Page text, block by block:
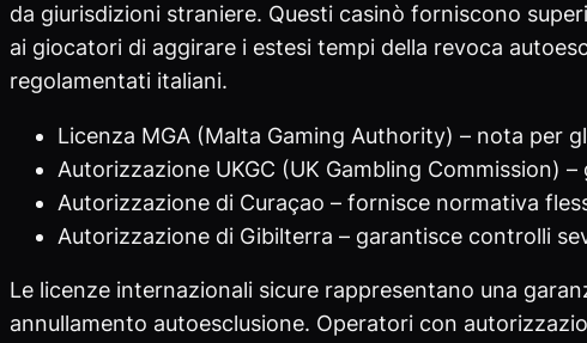
da giurisdizioni straniere. Questi casinò forniscono
ai giocatori di aggirare i estesi tempi della revoca
regolamentati italiani.
Licenza MGA (Malta Gaming Authority) – nota per
Autorizzazione UKGC (UK Gambling Commission)
Autorizzazione di Curaçao – fornisce normativa
Autorizzazione di Gibilterra – garantisce controlli
Le licenze internazionali sicure rappresentano una
annullamento autoesclusione. Operatori con